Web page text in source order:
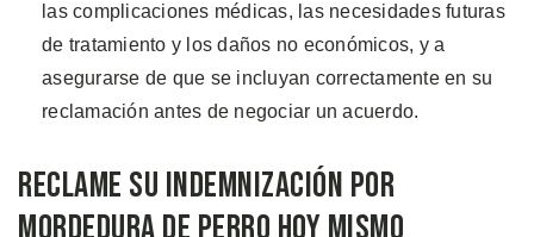
las complicaciones médicas, las necesidades futuras
de tratamiento y los daños no económicos, y a
asegurarse de que se incluyan correctamente en su
reclamación antes de negociar un acuerdo.
Reclame su Indemnización por